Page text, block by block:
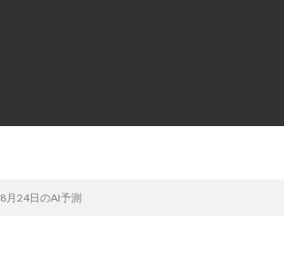
8月24日のAI予測